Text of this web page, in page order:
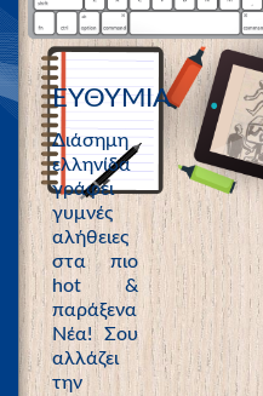
ΕΥΘΥΜΙΑ
Διάσημη
ελληνίδα
γράφει
γυμνές
αλήθειες
στα πιο
hot &
παράξενα
Νέα! Σου
αλλάζει
την